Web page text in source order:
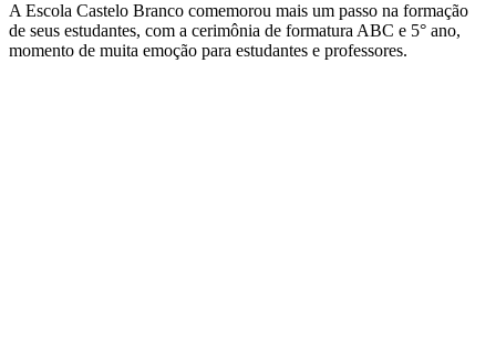
A Escola Castelo Branco comemorou mais um passo na formação
de seus estudantes, com a cerimônia de formatura ABC e 5° ano,
momento de muita emoção para estudantes e professores.